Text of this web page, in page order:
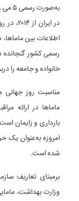
اطلاعات بین
رسمی کشور
خانواده و جامعه را
مناسبت روز جهانی
ماماها در ارائه
بارداری و زایمان
امروزه به‌عنوان یک
شده است.
برمبنای تعاریف
وزارت بهداشت،